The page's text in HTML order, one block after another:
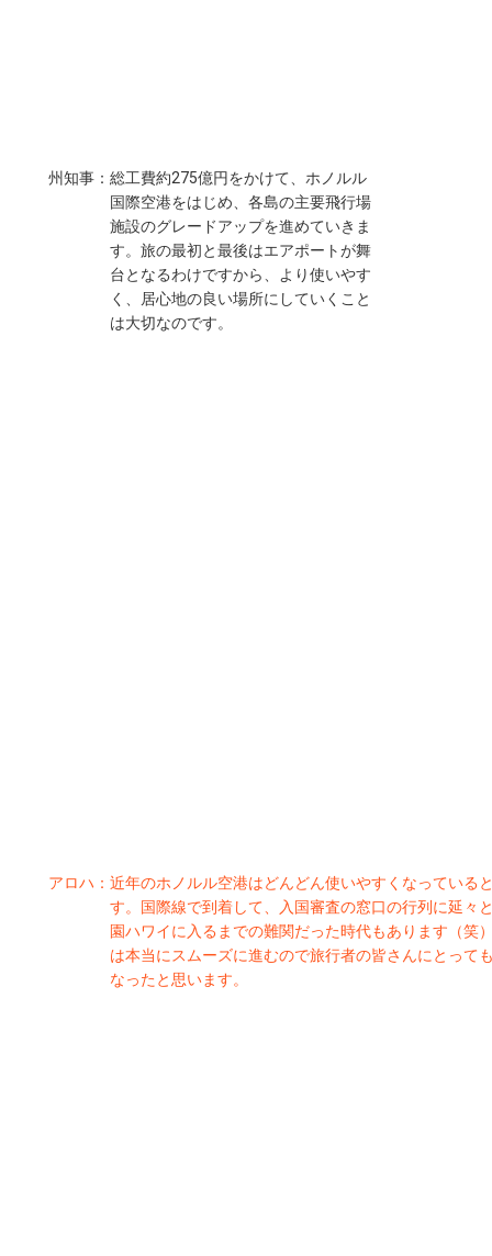
州知事： 総工費約275億円をかけて、ホノルル
国際空港をはじめ、各島の主要飛行場
施設のグレードアップを進めていきま
す。旅の最初と最後はエアポートが舞
台となるわけですから、より使いやす
く、居心地の良い場所にしていくこと
は大切なのです。
アロハ： 近年のホノルル空港はどんどん使いやすくなっている
す。国際線で到着して、入国審査の窓口の行列に延々
園ハワイに入るまでの難関だった時代もあります（笑
は本当にスムーズに進むので旅行者の皆さんにとって
なったと思います。